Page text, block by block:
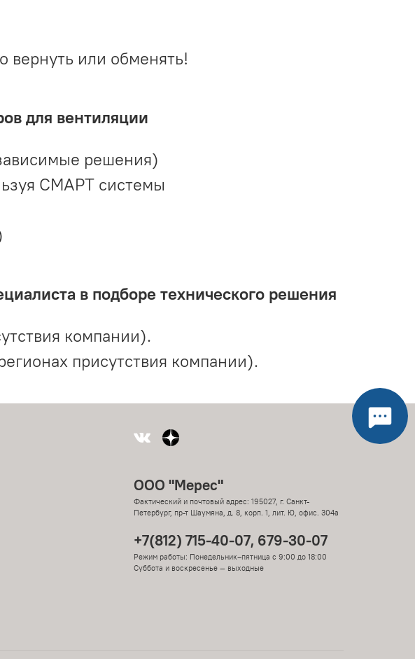
вернуть или обменять!
для вентиляции
решения)
СМАРТ системы
в подборе технического решения
компании).
присутствия компании).
ООО "Мерес"
Фактический и почтовый адрес: 195027, г. Санкт-
Петербург, пр-т Шаумяна, д. 8, корп. 1, лит. Ю, офис. 304а
+7(812) 715-40-07, 679-30-07
Режим работы: Понедельник–пятница с 9:00 до 18:00
Суббота и воскресенье — выходные